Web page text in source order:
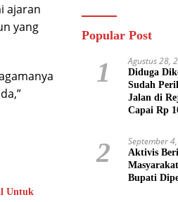
ajaran
yang
Untuk
Popular Post
1 Agustus 28,
Diduga
Sudah
Jalan di
Capai Rp
2 September
Aktivis
Bupati